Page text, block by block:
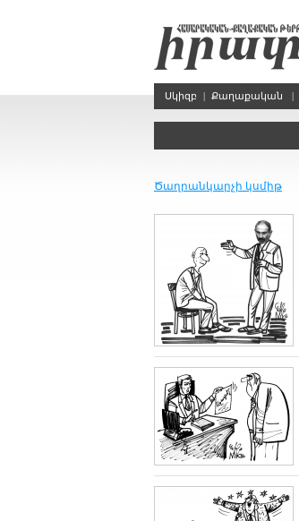
Սկիզբ | Քաղաքական |
Ծաղրանկարչի կսմիթ